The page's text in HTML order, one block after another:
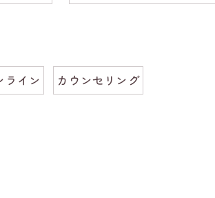
ライン カウンセリング